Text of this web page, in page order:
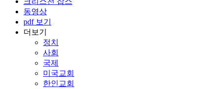
동영상
pdf 보기
더보기
정치
사회
국제
미국교회
한인교회